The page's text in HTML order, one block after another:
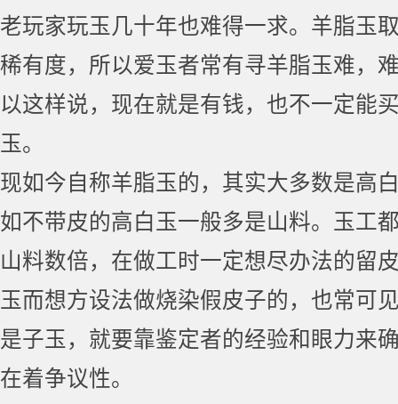
老玩家玩玉几十年也难得一求。羊脂玉
稀有度，所以爱玉者常有寻羊脂玉难，
以这样说，现在就是有钱，也不一定能
玉。
现如今自称羊脂玉的，其实大多数是高
如不带皮的高白玉一般多是山料。玉工
山料数倍，在做工时一定想尽办法的留
玉而想方设法做烧染假皮子的，也常可
是子玉，就要靠鉴定者的经验和眼力来
在着争议性。